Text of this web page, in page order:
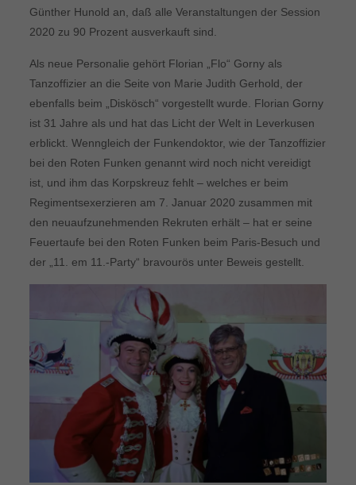
Günther Hunold an, daß alle Veranstaltungen der Session
2020 zu 90 Prozent ausverkauft sind.
Als neue Personalie gehört Florian „Flo“ Gorny als
Tanzoffizier an die Seite von Marie Judith Gerhold, der
ebenfalls beim „Diskösch“ vorgestellt wurde. Florian Gorny
ist 31 Jahre als und hat das Licht der Welt in Leverkusen
erblickt. Wenngleich der Funkendoktor, wie der Tanzoffizier
bei den Roten Funken genannt wird noch nicht vereidigt
ist, und ihm das Korpskreuz fehlt – welches er beim
Regimentsexerzieren am 7. Januar 2020 zusammen mit
den neuaufzunehmenden Rekruten erhält – hat er seine
Feuertaufe bei den Roten Funken beim Paris-Besuch und
der „11. em 11.-Party“ bravourös unter Beweis gestellt.